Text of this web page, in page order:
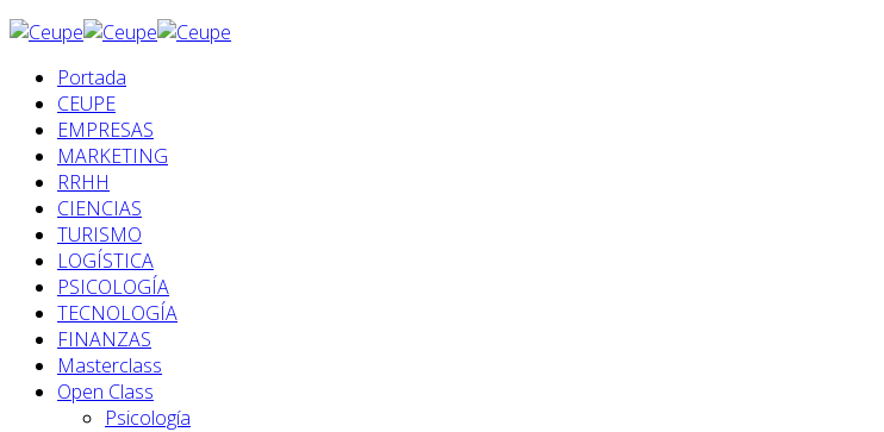
Portada
CEUPE
EMPRESAS
MARKETING
RRHH
CIENCIAS
TURISMO
LOGÍSTICA
PSICOLOGÍA
TECNOLOGÍA
FINANZAS
Masterclass
Open Class
Psicología